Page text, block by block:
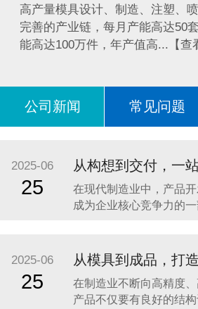
高产量模具设计、制造、注塑、
完善的产业链，每月产能高达50
能高达100万件，年产值高...【查
公司新闻 常见问题
2025-06
25
在现代制造业中，产品
成为企业核心竞争力的
团队关注的重点。尤其
构想到模具设计、注塑成
包装出货，涉及多个环
包给不同供应商，
2025-06
25
在制造业不断向高精度
产品不仅要有良好的结